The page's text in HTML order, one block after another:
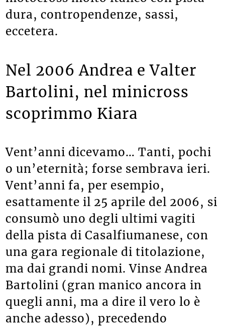
motocross molto italico con pista
dura, contropendenze, sassi,
Nel 2006 Andrea e Valter
Bartolini, nel minicross
scoprimmo Kiara
Vent’anni dicevamo… Tanti, pochi
o un’eternità; forse sembrava ieri.
Vent’anni fa, per esempio,
esattamente il 25 aprile del 2006, si
consumò uno degli ultimi vagiti
della pista di Casalfiumanese, con
una gara regionale di titolazione,
ma dai grandi nomi. Vinse Andrea
Bartolini (gran manico ancora in
quegli anni, ma a dire il vero lo è